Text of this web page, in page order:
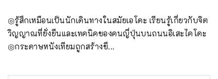
◎รู้สึกเหมือนเป็นนักเดินทางในสมัยเอโดะ เรียนรู้เกี่ยวกับจิต
วิญญาณที่ยั่งยืนและเทคนิคของคนญี่ปุ่นบนถนนอิเสะไคโดะ
◎กระดาษหนังเทียมถูกสร้างขึ...